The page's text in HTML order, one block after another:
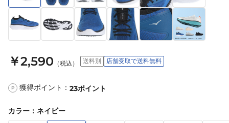
￥2,590 （税込） 送料別 店舗受取で送料無料
P 獲得ポイント： 23ポイント
カラー ： ネイビー